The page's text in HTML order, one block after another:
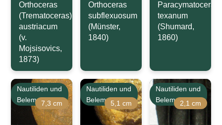
Orthoceras
(Trematoceras)
austriacum
(v.
Mojsisovics,
1873)
Orthoceras
subflexuosum
(Münster,
1840)
Paracymatoceras
texanum
(Shumard,
1860)
Nautiliden und
Belemniten7,3 cm
Nautiliden und
Belemniten5,1 cm
Nautiliden und
Belemniten2,1 cm